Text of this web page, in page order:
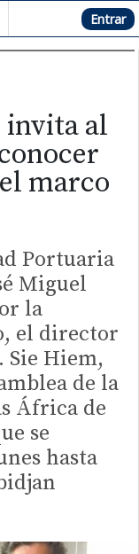
Hemeroteca Entrar
invita al
marco
Portuaria
Miguel
la
el director
Sie Hiem,
de la
África de
se
hasta